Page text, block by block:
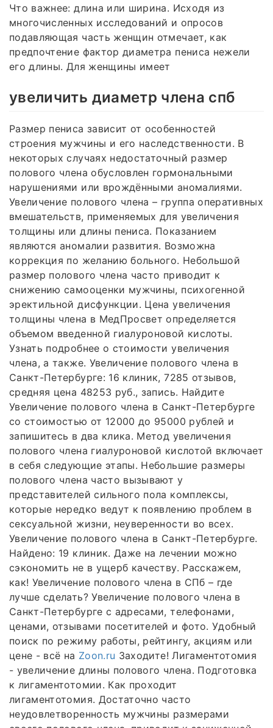
Что важнее: длина или ширина. Исходя из
многочисленных исследований и опросов
подавляющая часть женщин отмечает, как
предпочтение фактор диаметра пениса нежели
его длины. Для женщины имеет
увеличить диаметр члена спб
Размер пениса зависит от особенностей
строения мужчины и его наследственности. В
некоторых случаях недостаточный размер
полового члена обусловлен гормональными
нарушениями или врождёнными аномалиями.
Увеличение полового члена – группа оперативных
вмешательств, применяемых для увеличения
толщины или длины пениса. Показанием
являются аномалии развития. Возможна
коррекция по желанию больного. Небольшой
размер полового члена часто приводит к
снижению самооценки мужчины, психогенной
эректильной дисфункции. Цена увеличения
толщины члена в МедПросвет определяется
объемом введенной гиалуроновой кислоты.
Узнать подробнее о стоимости увеличения
члена, а также. Увеличение полового члена в
Санкт-Петербурге: 16 клиник, 7285 отзывов,
средняя цена 48253 руб., запись. Найдите
Увеличение полового члена в Санкт-Петербурге
со стоимостью от 12000 до 95000 рублей и
запишитесь в два клика. Метод увеличения
полового члена гиалуроновой кислотой включает
в себя следующие этапы. Небольшие размеры
полового члена часто вызывают у
представителей сильного пола комплексы,
которые нередко ведут к появлению проблем в
сексуальной жизни, неуверенности во всех.
Увеличение полового члена в Санкт-Петербурге.
Найдено: 19 клиник. Даже на лечении можно
сэкономить не в ущерб качеству. Расскажем,
как! Увеличение полового члена в СПб – где
лучше сделать? Увеличение полового члена в
Санкт-Петербурге с адресами, телефонами,
ценами, отзывами посетителей и фото. Удобный
поиск по режиму работы, рейтингу, акциям или
цене - всё на Zoon.ru Заходите! Лигаментотомия
- увеличение длины полового члена. Подготовка
к лигаментотомии. Как проходит
лигаментотомия. Достаточно часто
неудовлетворенность мужчины размерами